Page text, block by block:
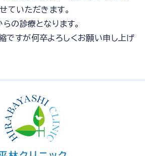
ていただきます。
の診療となります。
ですが何卒よろしくお願い申し上げ